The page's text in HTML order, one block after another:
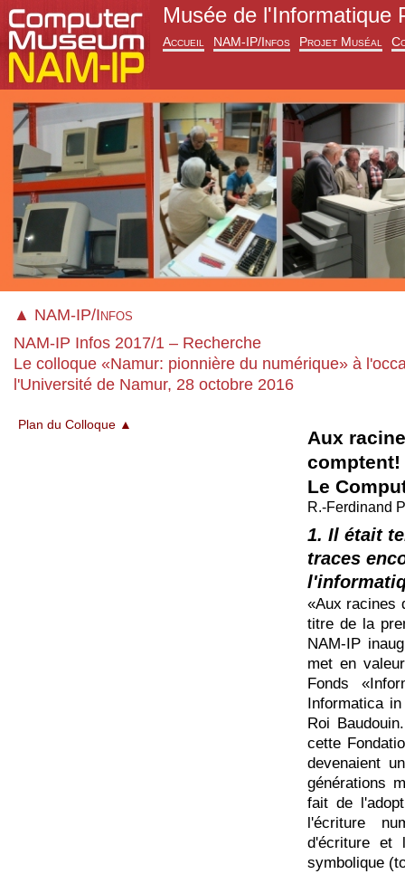
Musée de l'Informatique
Accueil NAM-IP/Infos Projet Muséal
▲ NAM-IP/Infos
NAM-IP Infos 2017/1 – Recherche
Le colloque «Namur: pionnière du numérique» à
l'Université de Namur, 28 octobre 2016
Plan du Colloque ▲
Aux
comptent!
Le
R.-Ferdinand
1. Il était
traces
«Aux racines
titre de la
NAM-IP
met en
Fonds
Informatica
Roi
cette
devenaient
générations
fait de
l'écriture
d'écriture et
symbolique